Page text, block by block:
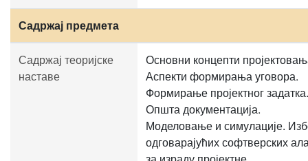
Садржај предмета
Садржај теоријске
наставе
Оснoвни концепти
Аспекти формирања уговора.
Формирање пројектног задатка.
Општа документација.
Моделовање и симулације.
одговарајућих софтверских